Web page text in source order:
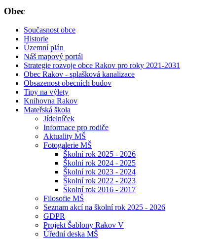
Obec
Současnost obce
Historie
Územní plán
Náš mapový portál
Strategie rozvoje obce Rakov pro roky 2021-2031
Obec Rakov - splašková kanalizace
Obsazenost obecních budov
Tipy na výlety
Knihovna Rakov
Mateřská škola
Jídelníček
Informace pro rodiče
Aktuality MŠ
Fotogalerie MŠ
Školní rok 2025 - 2026
Školní rok 2024 - 2025
Školní rok 2023 - 2024
Školní rok 2022 - 2023
Školní rok 2016 - 2017
Filosofie MŠ
Seznam akcí na školní rok 2025 - 2026
GDPR
Projekt Šablony Rakov V
Úřední deska MŠ